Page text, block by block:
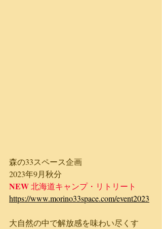
森の33スペース企画
2023年9月秋分
NEW 北海道​キャンプ・リトリート
https://www.morino33space.com/event2023
大自然の中で解放感を味わい尽くす